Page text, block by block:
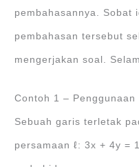
pembahasannya. Sobat
pembahasan tersebut
mengerjakan soal.
Contoh 1 –
Sebuah garis terletak
persamaan ℓ: 3x + 4y =